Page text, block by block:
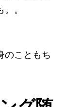
。
のこともち